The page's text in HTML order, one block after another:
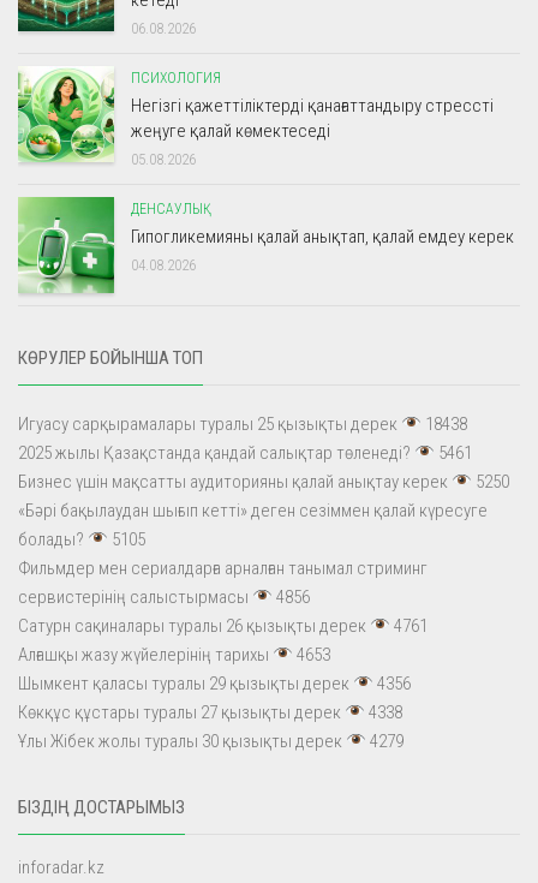
06.08.2026
ПСИХОЛОГИЯ
Негізгі қажеттіліктерді қанағаттандыру стрессті
жеңуге қалай көмектеседі
05.08.2026
ДЕНСАУЛЫҚ
Гипогликемияны қалай анықтап, қалай емдеу керек
04.08.2026
КӨРУЛЕР БОЙЫНША ТОП
Игуасу сарқырамалары туралы 25 қызықты дерек
18438
2025 жылы Қазақстанда қандай салықтар төленеді?
5461
Бизнес үшін мақсатты аудиторияны қалай анықтау керек
5250
«Бәрі бақылаудан шығып кетті» деген сезіммен қалай күресуге
болады?
5105
Фильмдер мен сериалдарға арналған танымал стриминг
сервистерінің салыстырмасы
4856
Сатурн сақиналары туралы 26 қызықты дерек
4761
Алғашқы жазу жүйелерінің тарихы
4653
Шымкент қаласы туралы 29 қызықты дерек
4356
Көкқұс құстары туралы 27 қызықты дерек
4338
Ұлы Жібек жолы туралы 30 қызықты дерек
4279
БІЗДІҢ ДОСТАРЫМЫЗ
inforadar.kz